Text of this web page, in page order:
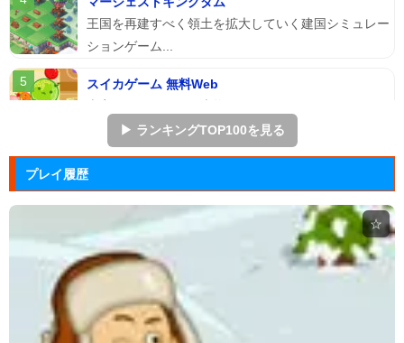
王国を再建すべく領土を拡大していく建国シミュレー
ションゲーム...
スイカゲーム 無料Web
のスイ...
回転する球体をリズムに合わせてクリックして進ませ
Hole.io
物を吸い込むことで巨大化する穴が、街全体を吸い落
とすアクショ...
エヴァンゲリオン まごころを、...
▶ ランキングTOP100を見る
プレイ履歴
☆